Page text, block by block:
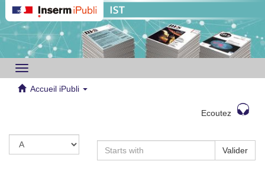
Toggle
navigation
Accueil iPubli
Ecoutez
Valider